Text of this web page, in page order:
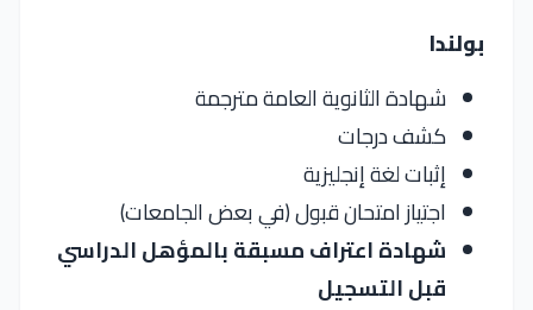
بولندا
شهادة الثانوية العامة مترجمة
كشف درجات
إثبات لغة إنجليزية
اجتياز امتحان قبول (في بعض الجامعات)
شهادة اعتراف مسبقة بالمؤهل الدراسي
قبل التسجيل